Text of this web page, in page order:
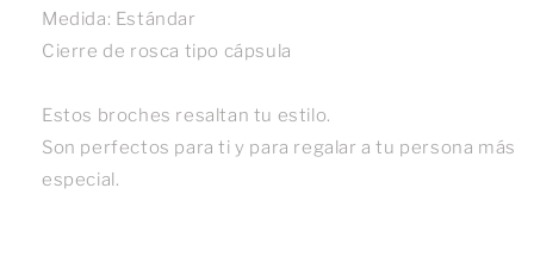
Medida: Estándar
Cierre de rosca tipo cápsula
Estos broches resaltan tu estilo.
Son perfectos para ti y para regalar a tu persona más
especial.